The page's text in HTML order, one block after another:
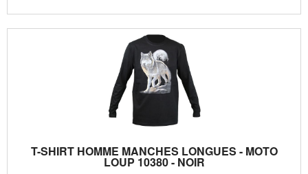
T-SHIRT HOMME MANCHES LONGUES - MOTO
LOUP 10380 - NOIR